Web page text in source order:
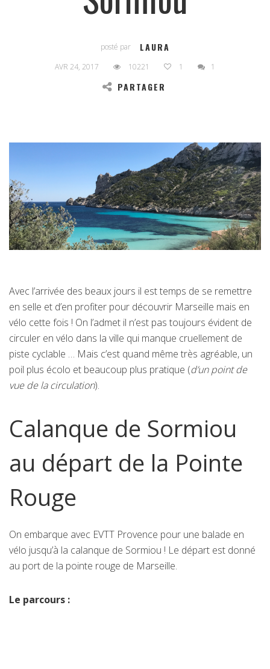
posté par LAURA
AVR 24, 2017 10221 1 1
PARTAGER
Avec l’arrivée des beaux jours il est temps de se remettre
en selle et d’en profiter pour découvrir Marseille mais en
vélo cette fois ! On l’admet il n’est pas toujours évident de
circuler en vélo dans la ville qui manque cruellement de
piste cyclable … Mais c’est quand même très agréable, un
poil plus écolo et beaucoup plus pratique (d’un point de
vue de la circulation).
Calanque de Sormiou
au départ de la Pointe
Rouge
On embarque avec EVTT Provence pour une balade en
vélo jusqu’à la calanque de Sormiou ! Le départ est donné
au port de la pointe rouge de Marseille.
Le parcours :